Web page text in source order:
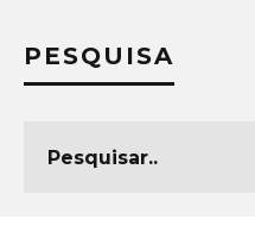
PESQUISA